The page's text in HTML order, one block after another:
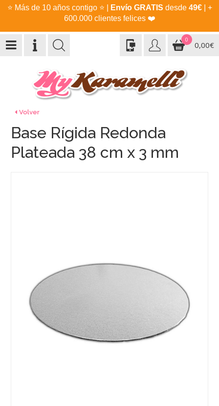
⭐ Más de 10 años contigo ⭐ Envío GRATIS desde 49€| +
600.000 clientes felices ❤️
0
0,00€
Volver
Base Rígida Redonda
Plateada 38 cm x 3 mm